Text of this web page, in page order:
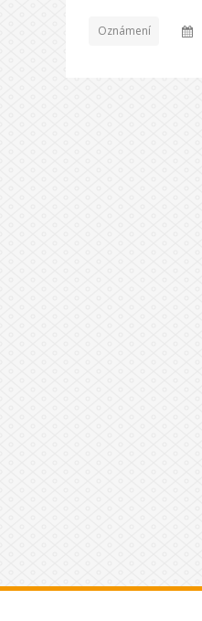
Oznámení